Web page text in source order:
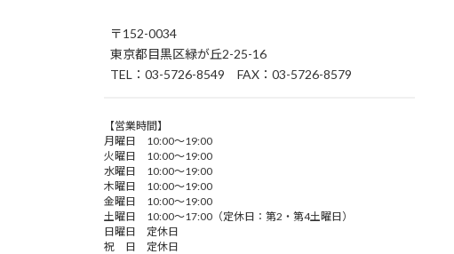
〒152-0034
東京都目黒区緑が丘2-25-16
TEL：03-5726-8549 FAX：03-5726-8579
【営業時間】
月曜日 10:00～19:00
火曜日 10:00～19:00
水曜日 10:00～19:00
木曜日 10:00～19:00
金曜日 10:00～19:00
土曜日 10:00～17:00（定休日：第2・第4土曜日）
日曜日 定休日
祝 日 定休日